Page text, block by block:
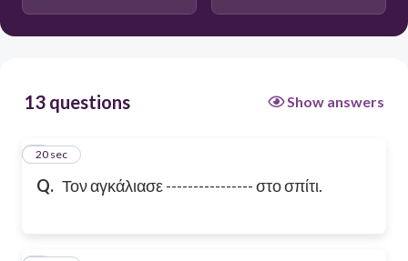
13 questions Show answers
Q. Τον αγκάλιασε ---------------- στο σπίτι.
1
20 sec